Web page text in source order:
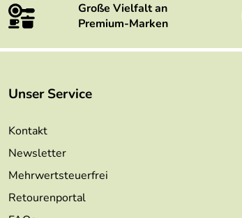
Große Vielfalt an
Premium-Marken
Unser Service
Kontakt
Newsletter
Mehrwertsteuerfrei
Retourenportal